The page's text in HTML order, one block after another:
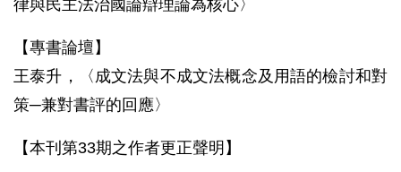
律與民主法治國論辯理論為核心〉
【專書論壇】
王泰升，〈成文法與不成文法概念及用語的檢討和對
策─兼對書評的回應〉
【本刊第33期之作者更正聲明】